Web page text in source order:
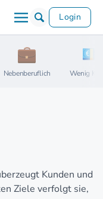
Login
Nebenberuflich Wenig
Kunden und
Ziele verfolgt sie,